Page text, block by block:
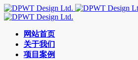
网站首页
关于我们
项目案例